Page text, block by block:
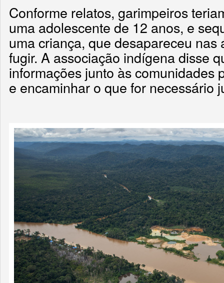
Conforme relatos, garimpeiros
uma adolescente de 12 anos, e
uma criança, que desapareceu nas
fugir. A associação indígena disse
informações junto às comunidades
e encaminhar o que for necessário